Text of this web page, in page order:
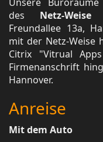
des Netz-Weise
Freundallee 13a,
mit der Netz-Weise
Citrix "Vitrual
Firmenanschrift
Hannover.
Anreise
Mit dem Auto